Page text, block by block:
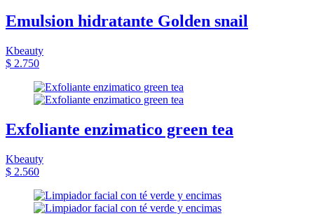
Emulsion hidratante Golden snail
Kbeauty
$ 2.750
Exfoliante enzimatico green tea
Kbeauty
$ 2.560